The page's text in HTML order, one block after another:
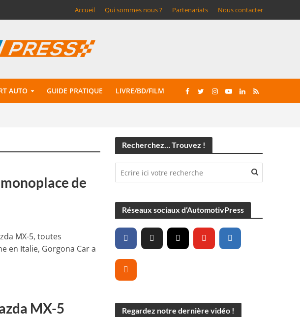
Accueil Qui sommes nous ? Partenariats Nous contacter
AUTO GUIDE PRATIQUE LIVRE/BD/FILM
de
MX-5, toutes
en Italie, Gorgona Car a
MX-5
Recherchez… Trouvez !
Réseaux sociaux d’AutomotivPress
Regardez notre dernière vidéo !